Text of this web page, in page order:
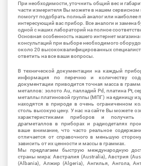
При необходимости, уточнить общий вес и
части измерителя Вы можете в нашем
помогут подобрать полный аналог или наиболее
интересующий вас прибор. Все аналоги и замена
одной с наших лабораторий на полное
Основная особенность нашего интернет
консультаций при выборе необходимого
около 20 высококвалифицированных
ответить на все ваши вопросы.
В технической документации на каждый
информация по перечню и количеству
документации приводится точная масса в
металлов: золото Au, палладий Pd, платина Pt,
металлы платиновой группы (МПГ) на единицу
находятся в природе в очень ограниченном
столь высокую цену. У нас на сайте Вы можете
характеристиками приборов и получить
драгметаллов в приборах и радиодеталях
ваше внимание, что часто реальное
отличается от справочного в меньшую
зависить от их ценности и массы в граммах.
Мы предлагаем быструю международную
страны мира: Австралия (Australia), Австрия
(Albania), Алжир (Algeria), Ангилья, Ангола,